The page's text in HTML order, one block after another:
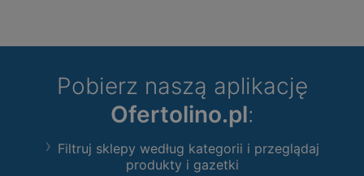
Pobierz naszą aplikację
Ofertolino.pl:
Filtruj sklepy według kategorii i przeglądaj
produkty i gazetki